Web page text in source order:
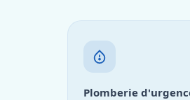
Plomberie